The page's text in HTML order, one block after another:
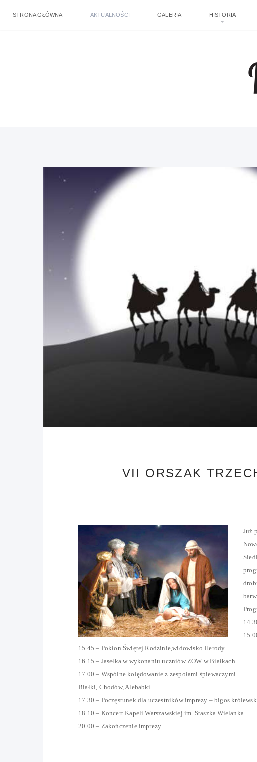
STRONA GŁÓWNA AKTUALNOŚCI GALERIA HISTORIA
VII ORSZAK
Już
15.45 – Pokłon Świętej Rodzinie,widowisko Herody
16.15 – Jasełka w wykonaniu uczniów ZOW w Białkach.
17.00 – Wspólne kolędowanie z zespołami śpiewaczymi
Białki, Chodów, Alebabki
17.30 – Poczęstunek dla uczestników imprezy – bigos
18.10 – Koncert Kapeli Warszawskiej im. Staszka Wielanka.
20.00 – Zakończenie imprezy.